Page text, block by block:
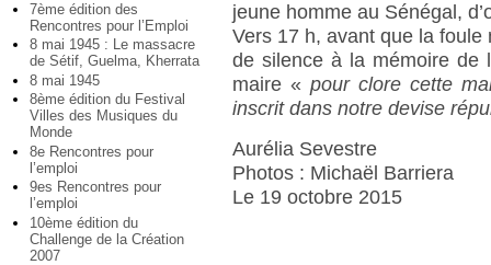
7ème édition des
Rencontres pour l’Emploi
8 mai 1945 : Le massacre
de Sétif, Guelma, Kherrata
8 mai 1945
8ème édition du Festival
Villes des Musiques du
Monde
8e Rencontres pour
l’emploi
9es Rencontres pour
l’emploi
10ème édition du
Challenge de la Création
2007
jeune homme au Sénégal,
Vers 17 h, avant que la
de silence à la mémoire de
maire «pour clore cette
inscrit dans notre devise
Aurélia Sevestre
Photos : Michaël Barriera
Le 19 octobre 2015